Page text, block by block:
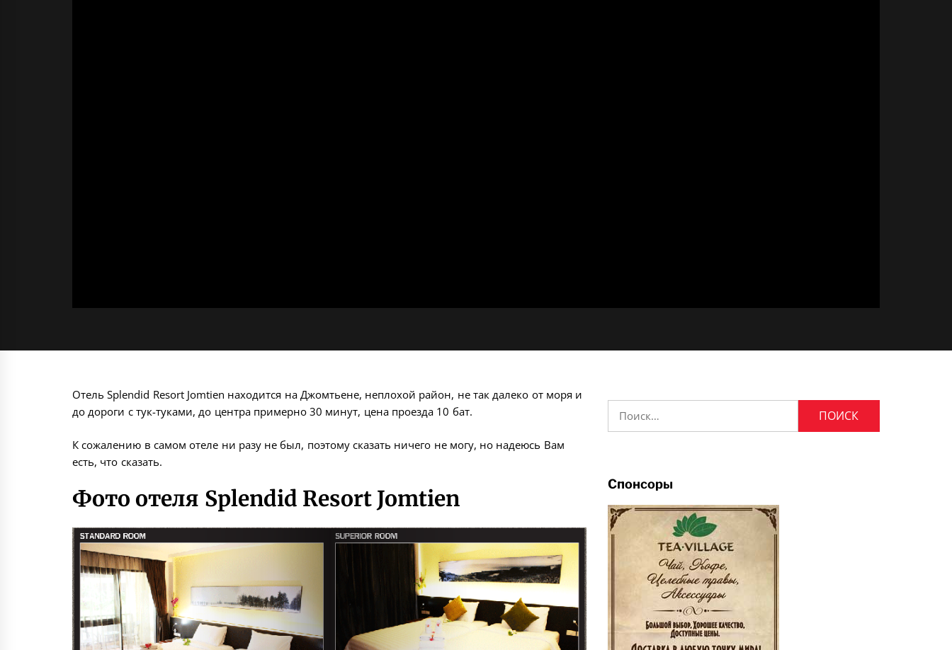
Отель Splendid Resort Jomtien находится на Джомтьене, неплохой район, не так далеко от моря и
до дороги с тук-туками, до центра примерно 30 минут, цена проезда 10 бат.
К сожалению в самом отеле ни разу не был, поэтому сказать ничего не могу, но надеюсь Вам
есть, что сказать.
Фото отеля Splendid Resort Jomtien
Найти:
Спонсоры